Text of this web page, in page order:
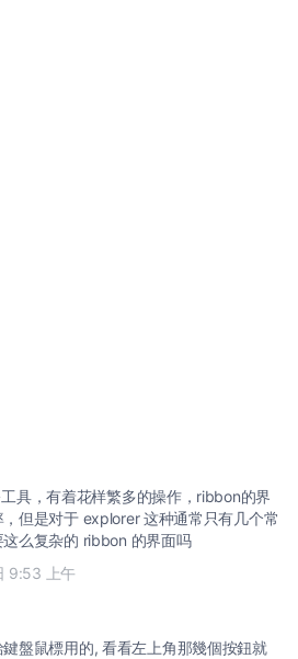
具，有着花样繁多的操作，ribbon的界
但是对于 explorer 这种通常只有几个常
么复杂的 ribbon 的界面吗
9:53 上午
盤鼠標用的, 看看左上角那幾個按鈕就